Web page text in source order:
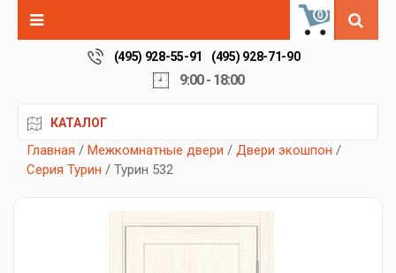
0
(495) 928-55-91 (495) 928-71-90
9:00 - 18:00
КАТАЛОГ
Главная / Межкомнатные двери / Двери экошпон /
Серия Турин / Турин 532